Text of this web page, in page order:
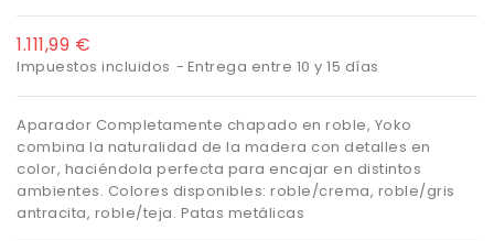
1.111,99 €
Impuestos incluidos Entrega entre 10 y 15 días
Aparador Completamente chapado en roble, Yoko
combina la naturalidad de la madera con detalles en
color, haciéndola perfecta para encajar en distintos
ambientes. Colores disponibles: roble/crema, roble/gris
antracita, roble/teja. Patas metálicas